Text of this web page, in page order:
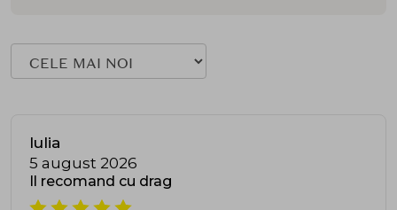
Iulia
5 august 2026
Il recomand cu drag